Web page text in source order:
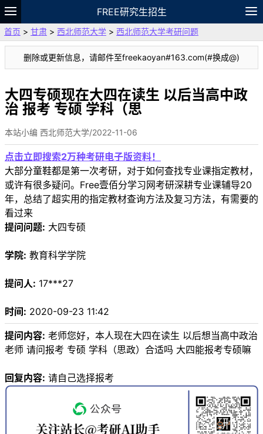
FREE研究生招生
题库
故事 专题 APP 笔记
论坛
VIP
资料
首页 > 甘肃 > 西北师范大学 > 西北师范大学考研问题
删除或更新信息，请邮件至freekaoyan#163.com(#换成@)
大四专硕现在大四在读生 以后当高中政
治 报考 专硕 学科（思
本站小编 西北师范大学/2022-11-06
点击立即搜索2万种考研电子版资料！
大部分童鞋都是第一次考研，对于如何查找专业课指定教材，
或许有很多疑问。Free壹佰分学习网考研深耕专业课辅导20
年，总结了超实用的指定教材查询方法及复习方法，有需要的
看过来
提问问题: 大四专硕
学院: 教育科学学院
提问人: 17***27
时间: 2020-09-23 11:42
提问内容: 老师您好，本人现在大四在读生 以后想当高中政治
老师 请问报考 专硕 学科（思政）合适吗 大四能报考专硕嘛
回复内容: 请自己选择报考